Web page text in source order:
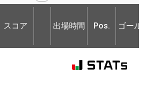
スコア 出場時間 Pos. ゴー